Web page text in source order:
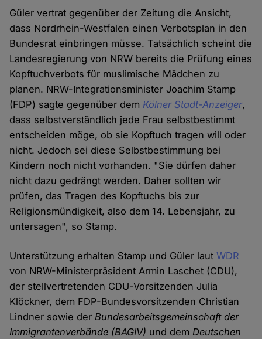
Güler vertrat gegenüber der Zeitung die Ansicht,
dass Nordrhein-Westfalen einen Verbotsplan in den
Bundesrat einbringen müsse. Tatsächlich scheint die
Landesregierung von NRW bereits die Prüfung eines
Kopftuchverbots für muslimische Mädchen zu
planen. NRW-Integrationsminister Joachim Stamp
(FDP) sagte gegenüber dem Kölner Stadt-Anzeiger,
dass selbstverständlich jede Frau selbstbestimmt
entscheiden möge, ob sie Kopftuch tragen will oder
nicht. Jedoch sei diese Selbstbestimmung bei
Kindern noch nicht vorhanden. "Sie dürfen daher
nicht dazu gedrängt werden. Daher sollten wir
prüfen, das Tragen des Kopftuchs bis zur
Religionsmündigkeit, also dem 14. Lebensjahr, zu
untersagen", so Stamp.
Unterstützung erhalten Stamp und Güler lautWDR
von NRW-Ministerpräsident Armin Laschet (CDU),
der stellvertretenden CDU-Vorsitzenden Julia
Klöckner, dem FDP-Bundesvorsitzenden Christian
Lindner sowie derBundesarbeitsgemeinschaft der
Immigrantenverbände (BAGIV) und demDeutschen